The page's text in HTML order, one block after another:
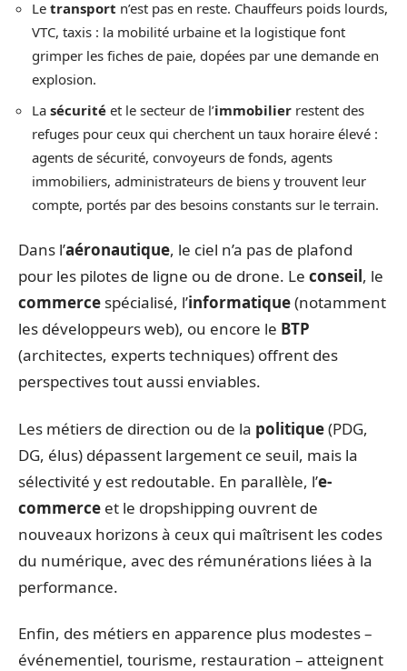
Le transport n’est pas en reste. Chauffeurs poids lourds,
VTC, taxis : la mobilité urbaine et la logistique font
grimper les fiches de paie, dopées par une demande en
explosion.
La sécurité et le secteur de l’immobilier restent des
refuges pour ceux qui cherchent un taux horaire élevé :
agents de sécurité, convoyeurs de fonds, agents
immobiliers, administrateurs de biens y trouvent leur
compte, portés par des besoins constants sur le terrain.
Dans l’aéronautique, le ciel n’a pas de plafond
pour les pilotes de ligne ou de drone. Le conseil, le
commerce spécialisé, l’informatique(notamment
les développeurs web), ou encore le BTP
(architectes, experts techniques) offrent des
perspectives tout aussi enviables.
Les métiers de direction ou de la politique(PDG,
DG, élus) dépassent largement ce seuil, mais la
sélectivité y est redoutable. En parallèle, l’e-
commerce et le dropshipping ouvrent de
nouveaux horizons à ceux qui maîtrisent les codes
du numérique, avec des rémunérations liées à la
performance.
Enfin, des métiers en apparence plus modestes –
événementiel, tourisme, restauration – atteignent